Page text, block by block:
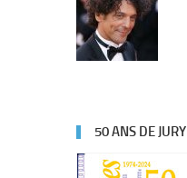
50 ANS DE JURY